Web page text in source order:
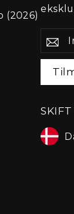
(2026)
DIN
E-
MAIL
SKIFT